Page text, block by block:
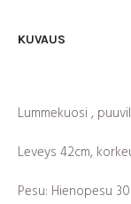
KUVAUS
Lummekuosi ,
Leveys 42cm,
Pesu: Hienopesu